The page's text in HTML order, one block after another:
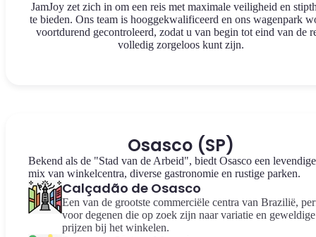
JamJoy zet zich in om een reis met maximale veiligheid en
te bieden. Ons team is hooggekwalificeerd en ons wagenpark
voortdurend gecontroleerd, zodat u van begin tot eind van de
volledig zorgeloos kunt zijn.
Osasco (SP)
Bekend als de "Stad van de Arbeid", biedt Osasco een levendige
mix van winkelcentra, diverse gastronomie en rustige parken.
Calçadão de Osasco
Een van de grootste commerciële centra van Brazilië,
voor degenen die op zoek zijn naar variatie en geweldige
prijzen bij het winkelen.